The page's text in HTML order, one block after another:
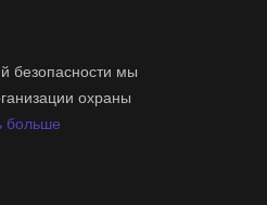
безопасности мы
охраны
больше